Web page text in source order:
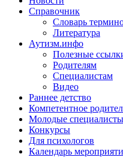
Справочник
Словарь
Литература
Аутизм.инфо
Полезные
Родителям
Специалистам
Видео
Раннее детство
Компетентное
Молодые специалисты
Конкурсы
Для психологов
Календарь